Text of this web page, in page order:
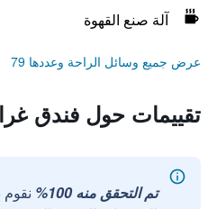
آلة صنع القهوة
عرض جميع وسائل الراحة وعددها 79
تقييمات حول فندق
تم التحقق منه 100%